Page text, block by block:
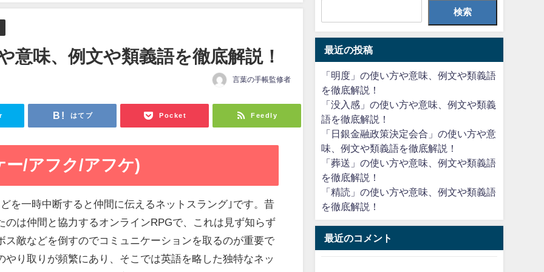
意味、例文や類義語を徹底解説！
言葉の手帳監修者
はてブ Pocket Feedly
ー/アフク/アフケ)
を一時中断すると仲間に伝えるネットスラング｣です。昔
のは仲間と協力するオンラインRPGで、これは見ず知らず
ス敵などを倒すのでコミュニケーションを取るのが重要で
やり取りが頻繁にあり、そこでは英語を略した独特なネッ
検索
最近の投稿
「明度」の使い方や意味、例文や類義語
を徹底解説！
「没入感」の使い方や意味、例文や類義
語を徹底解説！
「日銀金融政策決定会合」の使い方や意
味、例文や類義語を徹底解説！
「葬送」の使い方や意味、例文や類義語
を徹底解説！
「精読」の使い方や意味、例文や類義語
を徹底解説！
最近のコメント